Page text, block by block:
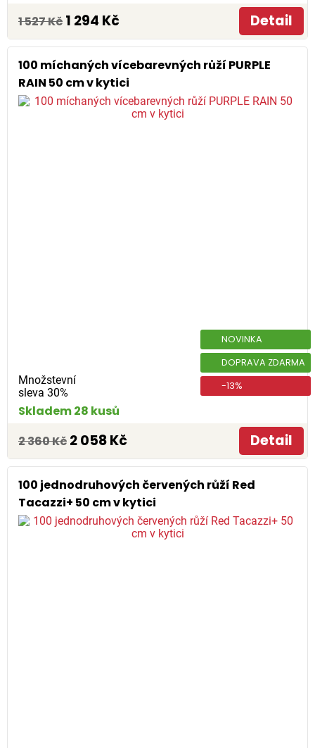
1 527 Kč 1 294 Kč Detail
100 míchaných vícebarevných růží PURPLE
RAIN 50 cm v kytici
Množstevní
sleva 30%
NOVINKA
DOPRAVA ZDARMA
-13%
Skladem 28 kusů
2 360 Kč 2 058 Kč Detail
100 jednodruhových červených růží Red
Tacazzi+ 50 cm v kytici